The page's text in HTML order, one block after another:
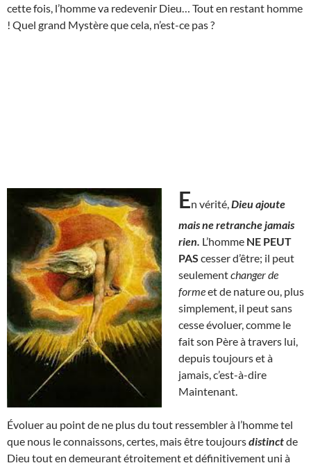
cette fois, l’homme va redevenir Dieu… Tout en restant homme
! Quel grand Mystère que cela, n’est-ce pas ?
En vérité, Dieu ajoute
mais ne retranche jamais
rien. L’homme NE PEUT
PAS cesser d’être; il peut
seulementchanger de
formeet de nature ou, plus
simplement, il peut sans
cesse évoluer, comme le
fait son Père à travers lui,
depuis toujours et à
jamais, c’est-à-dire
Maintenant.
Évoluer au point de ne plus du tout ressembler à l’homme tel
que nous le connaissons, certes, mais être toujoursdistinctde
Dieu tout en demeurant étroitement et définitivement uni à